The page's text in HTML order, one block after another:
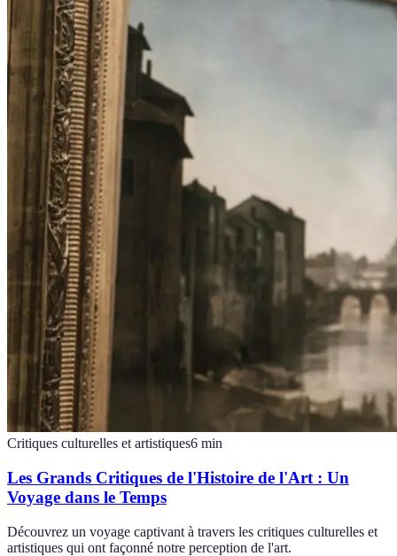
Critiques culturelles et artistiques6 min
Les Grands Critiques de l'Histoire de l'Art : Un
Voyage dans le Temps
Découvrez un voyage captivant à travers les critiques culturelles et
artistiques qui ont façonné notre perception de l'art.